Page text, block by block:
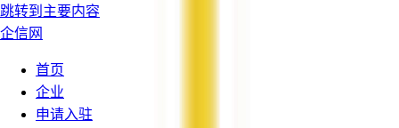
跳转到主要内容
企信网
首页
企业
申请入驻